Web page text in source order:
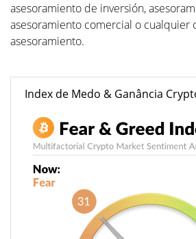
asesoramiento de inversión,
asesoramiento comercial o cualquier
asesoramiento.
Index de Medo & Ganância